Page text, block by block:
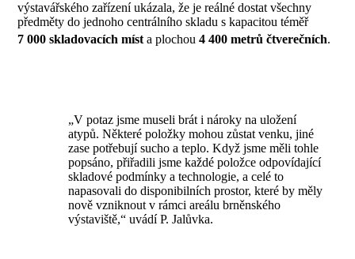
výstavářského zařízení ukázala, že je reálné dostat všechny
předměty do jednoho centrálního skladu s kapacitou téměř
7 000 skladovacích míst a plochou4 400 metrů čtverečních.
„V potaz jsme museli brát i nároky na uložení
atypů. Některé položky mohou zůstat venku, jiné
zase potřebují sucho a teplo. Když jsme měli tohle
popsáno, přiřadili jsme každé položce odpovídající
skladové podmínky a technologie, a celé to
napasovali do disponibilních prostor, které by měly
nově vzniknout v rámci areálu brněnského
výstaviště,“ uvádí P. Jalůvka.